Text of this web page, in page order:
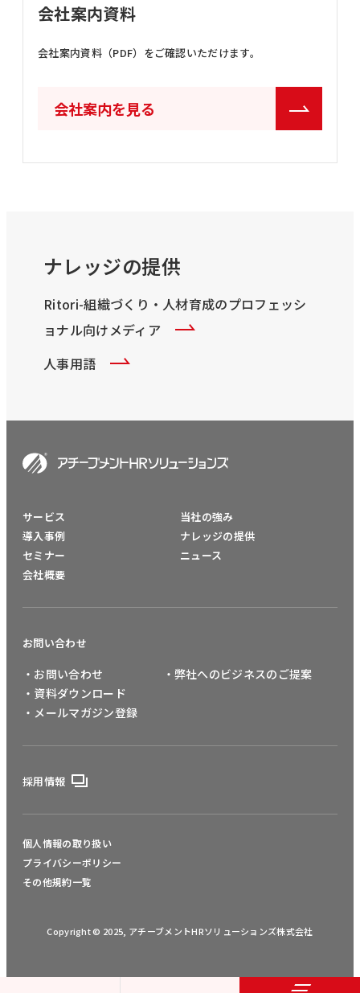
会社案内資料
会社案内資料（PDF）をご確認いただけます。
会社案内を見る
ナレッジの提供
Ritori-組織づくり・人材育成のプロフェッシ
ョナル向けメディア
人事用語
サービス
導入事例
セミナー
会社概要
当社の強み
ナレッジの提供
ニュース
お問い合わせ
・お問い合わせ
・資料ダウンロード
・メールマガジン登録
・弊社へのビジネスのご提案
採用情報
個人情報の取り扱い
プライバシーポリシー
その他規約一覧
Copyright © 2025, アチーブメントHRソリューションズ株式会社